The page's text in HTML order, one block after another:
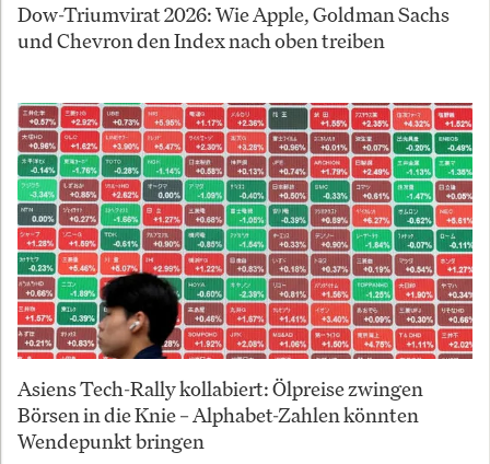
Dow-Triumvirat 2026: Wie Apple, Goldman Sachs
und Chevron den Index nach oben treiben
Asiens Tech-Rally kollabiert: Ölpreise zwingen
Börsen in die Knie – Alphabet-Zahlen könnten
Wendepunkt bringen